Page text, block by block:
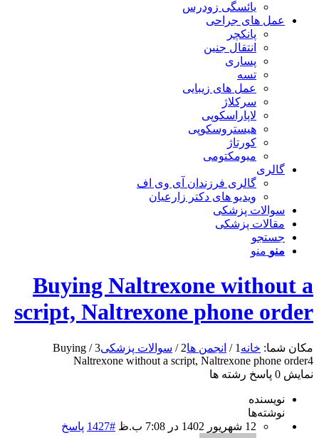
یائسگی زودرس
عمل های جراحی
پانکچر
انتقال جنین
پساری
تسه
عمل های زیبایی
سرکلاژ
لاپاراسکوپی
هیستروسکوپی
کورتاژ
میومکتومی
گالری
گالری فرزندان آی وی اف
ویدیو های دکتر زارعیان
سوالات پزشکی
مقالات پزشکی
جستجو
منو منو
Buying Naltrexone without a
script, Naltrexone phone order
مکان شما: خانه 1
/ انجمن ها2
/ سوالات پزشکی3
/
Buying
Naltrexone without a script, Naltrexone phone order4
نمایش 0 پاسخ رشته ها
نویسنده
نوشته‌ها
12 شهریور 1402 در 7:08 ب.ظ
#1427 پاسخ